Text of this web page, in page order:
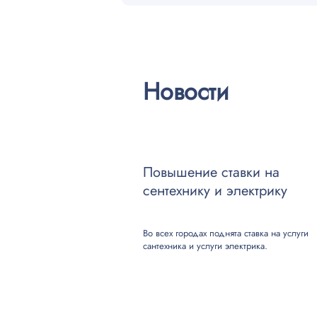
Ремонт выключателя
Новости
Повышение ставки на
сентехнику и электрику
Во всех городах поднята ставка на услуги
сантехника и услуги электрика.